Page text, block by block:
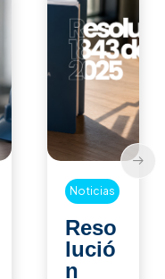
Noticias
La
jorna
da